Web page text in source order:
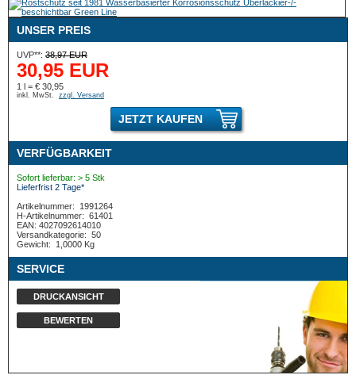
UNSER PREIS
UVP**: 38,97 EUR
30,95 EUR
1 l = € 30,95
inkl. MwSt. zzgl. Versand
JETZT KAUFEN
VERFÜGBARKEIT
Sofort lieferbar: > 5 Stk
Lieferfrist 2 Tage*
Artikelnummer:
1991264
H-Artikelnummer: 61401
EAN: 4027092614010
Versandkategorie: 50
Gewicht:
1,0000 Kg
SERVICE
DRUCKANSICHT
BEWERTEN